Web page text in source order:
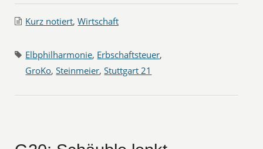
Kurz notiert,Wirtschaft
Elbphilharmonie, Erbschaftsteuer,
GroKo,Steinmeier,Stuttgart 21